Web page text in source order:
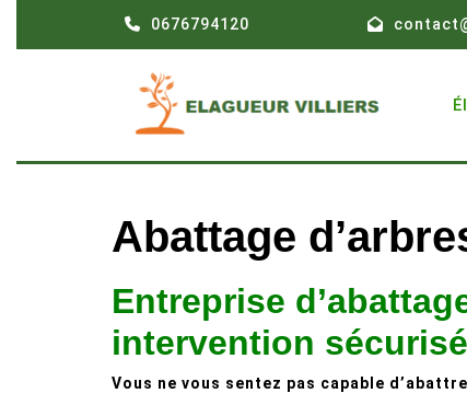
0676794120
Abattage
Entreprise
intervention
Vous ne vous sentez pas capable